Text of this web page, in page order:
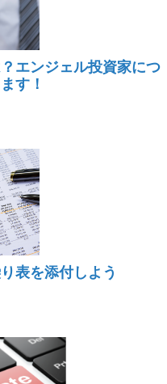
エンジェル投資家につ
す！
表を添付しよう